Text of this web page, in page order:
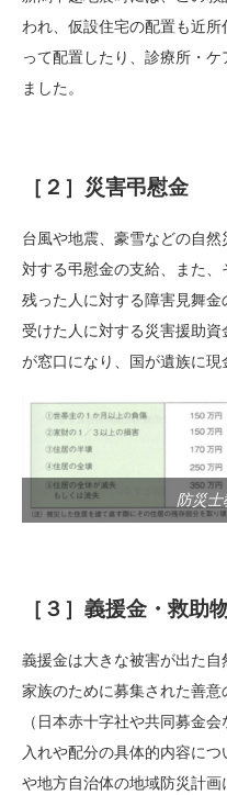
われ、仮設住宅の配置も近
って配置したり、診療所・
ました。
［２］災害弔慰金
台風や地震、豪雪などの自
対する弔慰金の支給、また
残った人に対する障害見舞
受けた人に対する災害援助
が窓口になり、国が遺族に現
防災士
［３］義援金・救助
義援金は大きな被害が出た
家族のために募集された善
（日本赤十字社や共同募金
入れや配分の具体的内容に
や地方自治体の地域防災計画